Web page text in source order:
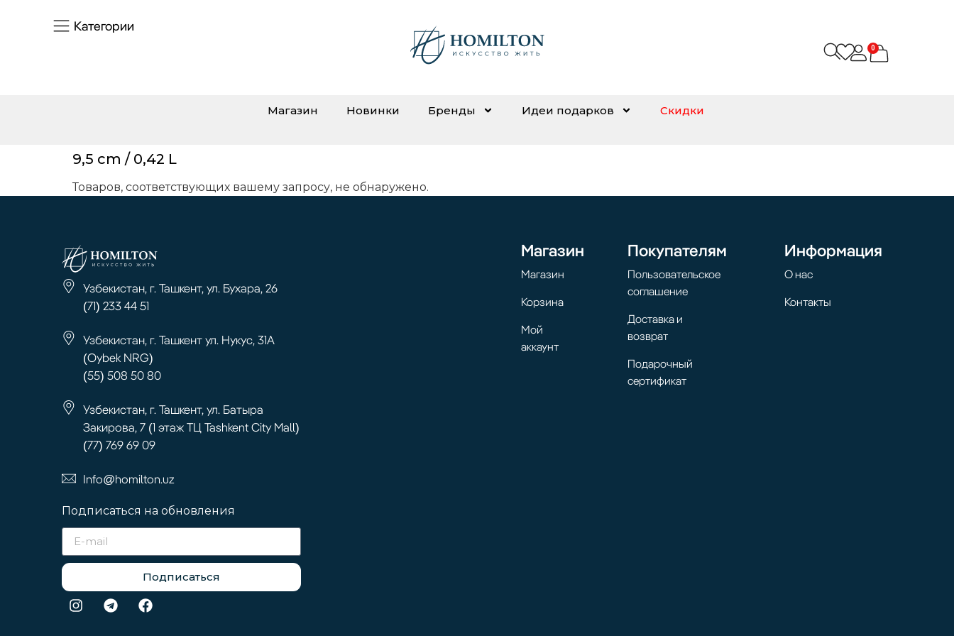
Категории
0
Магазин Новинки Бренды Идеи подарков Скидки
9,5 cm / 0,42 L
Товаров, соответствующих вашему запросу, не обнаружено.
Узбекистан, г. Ташкент, ул. Бухара, 26
(71) 233 44 51
Узбекистан, г. Ташкент ул. Нукус, 31А
(Oybek NRG)
(55) 508 50 80
Узбекистан, г. Ташкент, ул. Батыра
Закирова, 7 (1 этаж ТЦ Tashkent City Mall)
(77) 769 69 09
Info@homilton.uz
Подписаться на обновления
Подписаться
Магазин
Магазин
Корзина
Мой
аккаунт
Покупателям
Пользовательское
соглашение
Доставка и
возврат
Подарочный
сертификат
Информация
О нас
Контакты